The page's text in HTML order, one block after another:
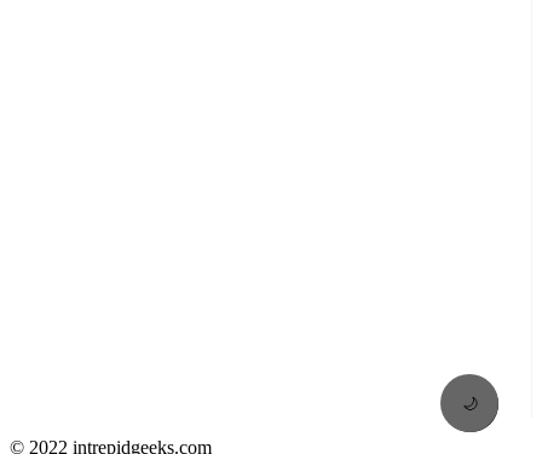
🌙
© 2022 intrepidgeeks.com